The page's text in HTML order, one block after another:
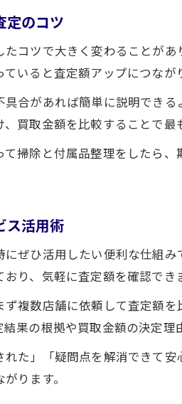
定のコツ
コツで大きく変わることが
いると査定額アップにつなが
合があれば簡単に説明でき
買取金額を比較することで最
掃除と付属品整理をしたら
ス活用術
ぜひ活用したい便利な仕組
り、気軽に査定額を確認でき
複数店舗に依頼して査定額
果の根拠や買取金額の決定
れた」「疑問点を解消できて
ります。